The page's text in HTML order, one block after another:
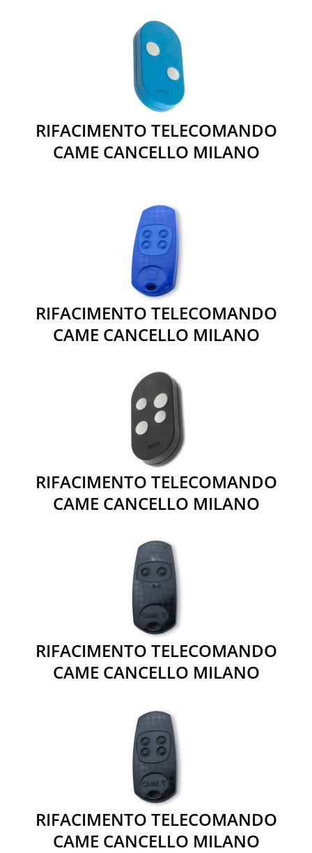
RIFACIMENTO TELECOMANDO
CAME CANCELLO MILANO
RIFACIMENTO TELECOMANDO
CAME CANCELLO MILANO
RIFACIMENTO TELECOMANDO
CAME CANCELLO MILANO
RIFACIMENTO TELECOMANDO
CAME CANCELLO MILANO
RIFACIMENTO TELECOMANDO
CAME CANCELLO MILANO